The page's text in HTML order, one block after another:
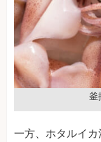
釜
一方、ホタルイ